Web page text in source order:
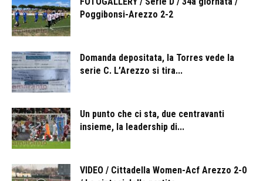
Poggibonsi-Arezzo 2-2
Domanda depositata, la Torres vede la
serie C. L’Arezzo si tira...
Un punto che ci sta, due centravanti
insieme, la leadership di...
VIDEO / Cittadella Women-Acf Arezzo 2-0